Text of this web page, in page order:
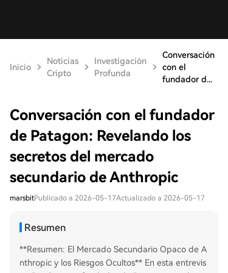
Inicio
Noticias
Cripto
Investigación
Profunda
Conversación
con el
fundador d...
Conversación con el fundador
de Patagon: Revelando los
secretos del mercado
secundario de Anthropic
marsbitPublicado a 2026-05-17Actualizado a 2026-05-17
Resumen
**Resumen: El Mercado Secundario Opaco de A
nthropic y los Riesgos Ocultos** En esta entrevis